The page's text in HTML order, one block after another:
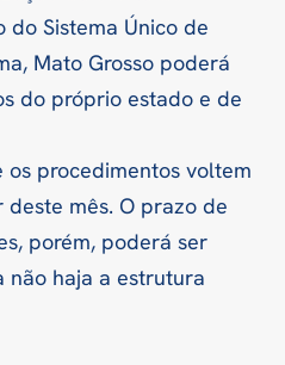
Sistema Único de
Mato Grosso poderá
do próprio estado e de
procedimentos voltem
mês. O prazo de
porém, poderá ser
não haja a estrutura